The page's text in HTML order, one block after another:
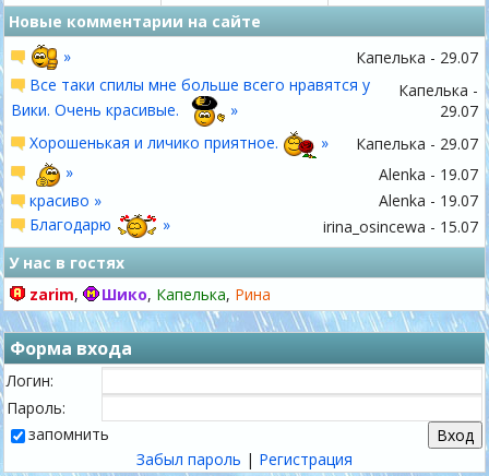
Новые комментарии на сайте
»
Капелька - 29.07
Все таки спилы мне больше всего нравятся у
Вики. Очень красивые.
»
Капелька -
29.07
Хорошенькая и личико приятное.
»
Капелька - 29.07
»
Alenka - 19.07
красиво »
Alenka - 19.07
Благодарю
»
irina_osincewa - 15.07
У нас в гостях
zarim, Шико, Капелька, Рина
Форма входа
Логин:
Пароль:
запомнить
Забыл пароль | Регистрация